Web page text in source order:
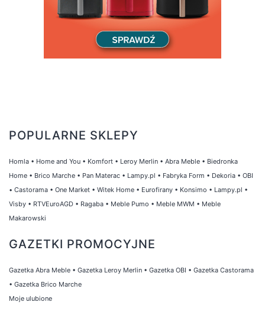
POPULARNE SKLEPY
Homla • Home and You • Komfort • Leroy Merlin • Abra Meble • Biedronka
Home • Brico Marche • Pan Materac • Lampy.pl • Fabryka Form • Dekoria • OBI
• Castorama • One Market • Witek Home • Eurofirany • Konsimo • Lampy.pl •
Visby • RTVEuroAGD • Ragaba • Meble Pumo • Meble MWM • Meble
Makarowski
GAZETKI PROMOCYJNE
Gazetka Abra Meble • Gazetka Leroy Merlin • Gazetka OBI • Gazetka Castorama
• Gazetka Brico Marche
Moje ulubione